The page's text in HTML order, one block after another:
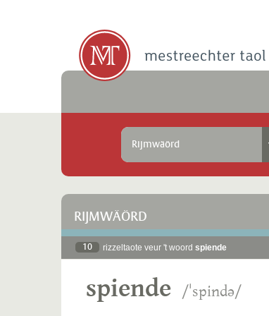
Rijmwäörd
RIJMWÄÖRD
10 rizzeltaote veur 't woord spiende
spiende /ˈspində/